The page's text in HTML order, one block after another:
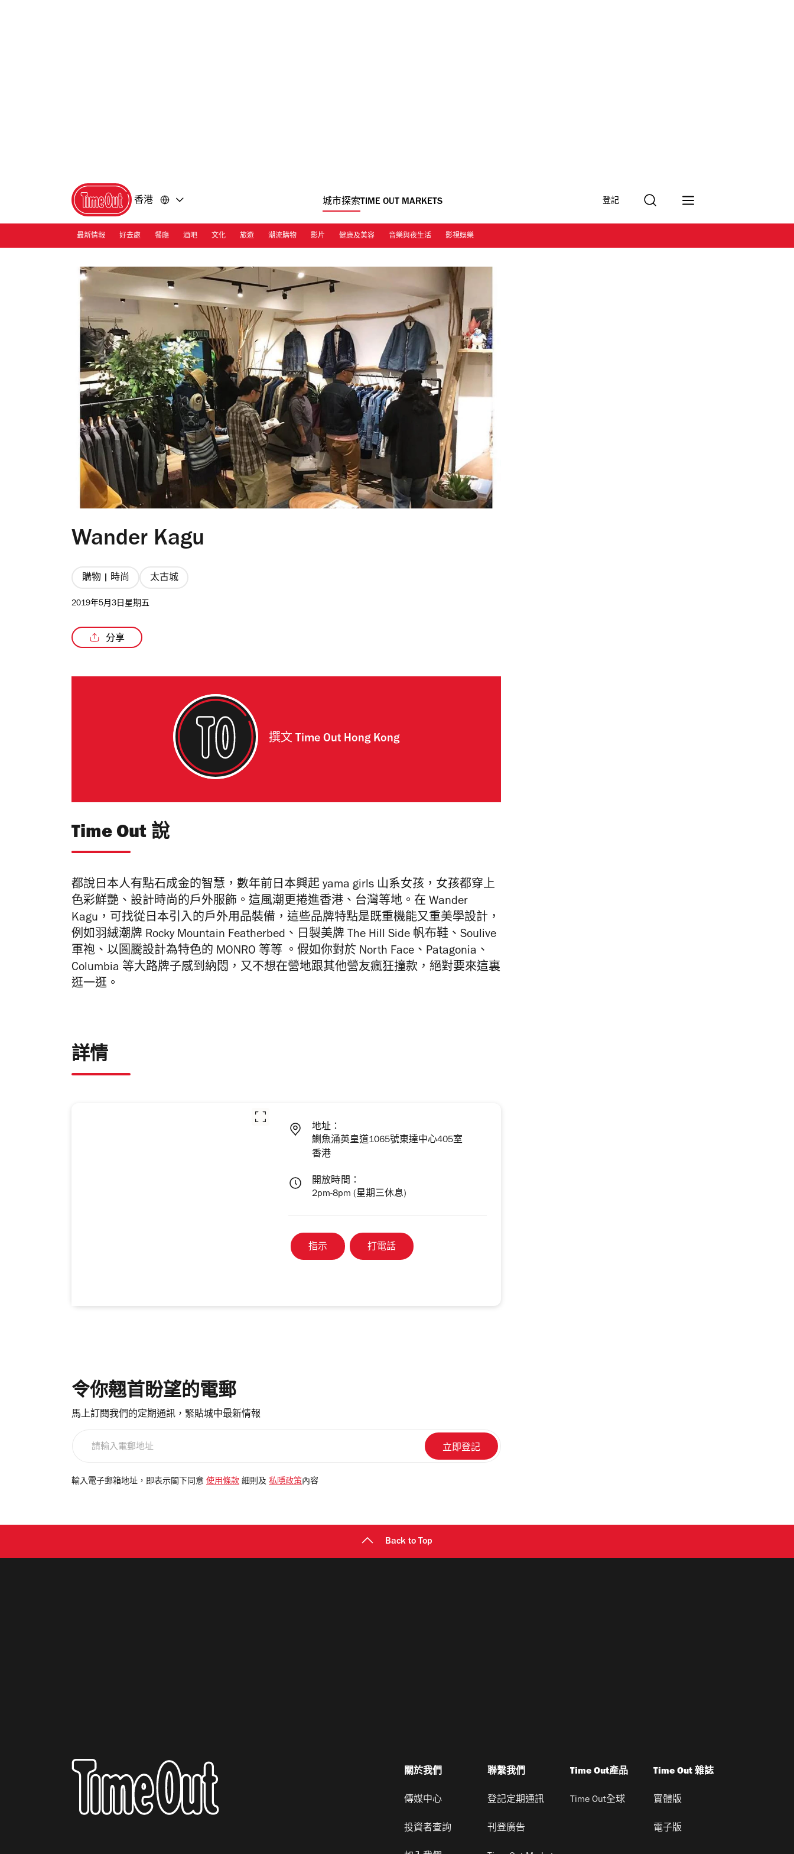
香港 城市探索TIME OUT MARKETS 登記
最新情報 好去處 餐廳 酒吧 文化 旅遊 潮流購物 影片 健康及美容 音樂與夜生活 影視娛樂
Wander Kagu
購物 | 時尚 太古城
2019年5月3日星期五
分享
撰文 Time Out Hong Kong
Time Out 說
都說日本人有點石成金的智慧，數年前日本興起 yama girls 山系女孩 ，女孩都穿上
色彩鮮艷、設計時尚的戶外服飾。這風潮更捲進香港、台灣等地。在 Wander
Kagu，可找從日本引入的戶外用品裝備，這些品牌特點是既重機能又重美學設計，
例如羽絨潮牌 Rocky Mountain Featherbed、日製美牌 The Hill Side 帆布鞋、Soulive
軍袍、以圖騰設計為特色的 MONRO 等等 。假如你對於 North Face、Patagonia、
Columbia 等大路牌子感到納悶，又不想在營地跟其他營友瘋狂撞款，絕對要來這裏
逛一逛。
詳情
地址：
鰂魚涌英皇道1065號東達中心405室
香港
開放時間：
2pm-8pm (星期三休息)
指示 打電話
令你翹首盼望的電郵
馬上訂閱我們的定期通訊，緊貼城中最新情報
電
輸入電子郵箱地址，即表示閣下同意 使用條款 細則及 私隱政策 內容
Back to Top
關於我們
傳媒中心
投資者查詢
聯繫我們
登記定期通訊
刊登廣告
Time Out產品
Time Out全球
Time Out 雜誌
實體版
電子版